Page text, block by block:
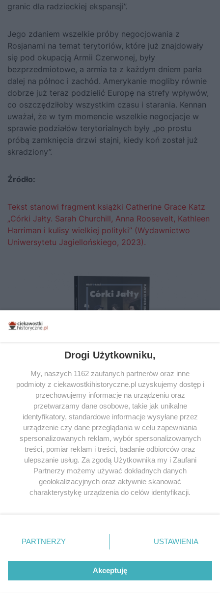
granic dla radzieckiej ekspansji”.
Jego zdaniem wszelkie próby negocjowania z
Rosjanami na temat terytoriów, które już znajdowały
się pod okupacją Armii Czerwonej, były
bezprzedmiotowe, a armia ta z każdym dniem parła
dalej na północ i zachód. Amerykanie mogliby równie
dobrze już teraz podzielić Europę na strefy wpływów,
co oszczędziłoby wszystkim czasu i starania. Kennan
uważał, że w tym momencie wszelkie negocjacje w
sprawie podziałów terytorialnych były „po prostu
próbą zamknięcia drzwi stajni, kiedy koń został już
skradziony”.
Źródło:
Tekst stanowi fragment książki Catherine Grace Katz
„Córki Jałty. Sarah Churchill, Anna Roosevelt, Kathleen
Harriman i kulisy wielkiej polityki” (Wydawnictwo
Uniwersytetu Jagiellońskiego, 2023).
Drogi Użytkowniku,
My, naszych 1162 zaufanych partnerów oraz inne
podmioty z ciekawostkihistoryczne.pl uzyskujemy dostęp i
przechowujemy informacje na urządzeniu oraz
przetwarzamy dane osobowe, takie jak unikalne
identyfikatory, standardowe informacje wysyłane przez
urządzenie czy dane przeglądania w celu zapewniania
spersonalizowanych reklam, wybór spersonalizowanych
treści, pomiar reklam i treści, badanie odbiorców oraz
ulepszanie usług. Za zgodą Użytkownika my i Zaufani
Partnerzy możemy używać dokładnych danych
geolokalizacyjnych oraz aktywnie skanować
charakterystykę urządzenia do celów identyfikacji.
zmienić/wycofać klikając przycisk ustawień prywatności
znajdujący się w lewym dolnym rogu strony
. Niektóre
użytkownika, ale masz prawo sprzeciwić się takiemu
przetwarzaniu. Preferencje będą miały zastosowania tylko
PARTNERZY USTAWIENIA
Akceptuję